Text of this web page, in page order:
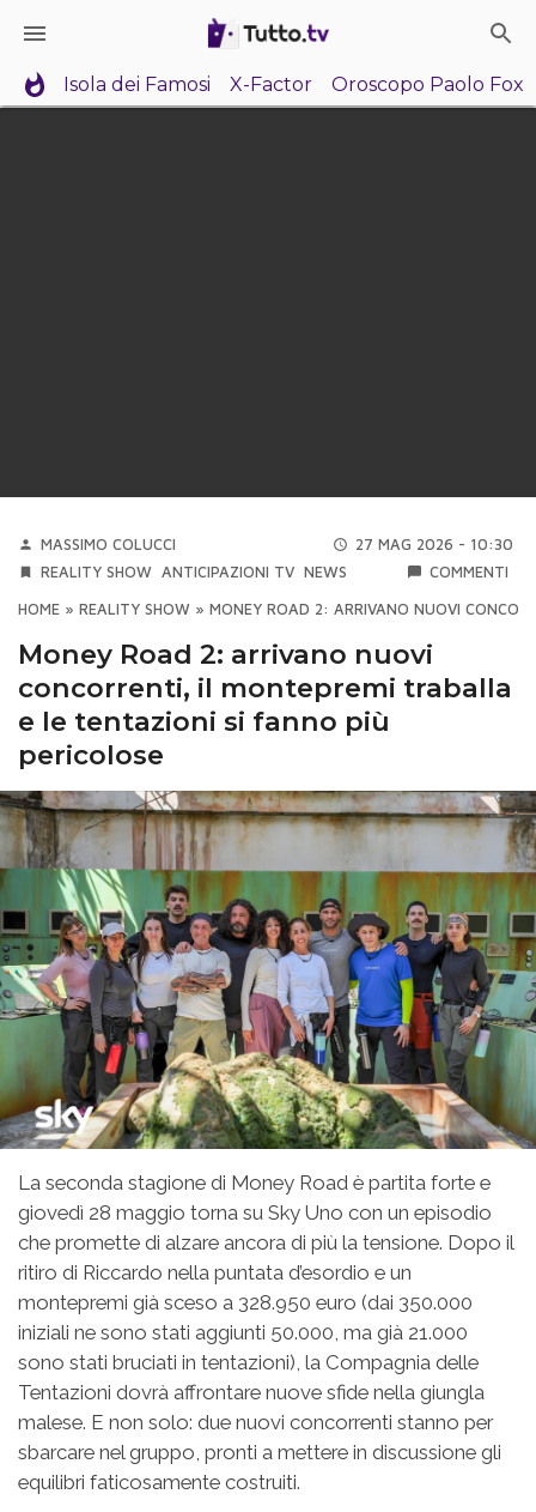
Isola dei Famosi X-Factor Oroscopo Paolo Fox
MASSIMO COLUCCI
27 MAG 2026 - 10:30
REALITY SHOW ANTICIPAZIONI TV NEWS COMMENTI
HOME » REALITY SHOW » MONEY ROAD 2: ARRIVANO NUOVI
Money Road 2: arrivano nuovi
concorrenti, il montepremi traballa
e le tentazioni si fanno più
pericolose
La seconda stagione di Money Road è partita forte e
giovedì 28 maggio torna su Sky Uno con un episodio
che promette di alzare ancora di più la tensione. Dopo il
ritiro di Riccardo nella puntata d’esordio e un
montepremi già sceso a 328.950 euro (dai 350.000
iniziali ne sono stati aggiunti 50.000, ma già 21.000
sono stati bruciati in tentazioni), la Compagnia delle
Tentazioni dovrà affrontare nuove sfide nella giungla
malese. E non solo: due nuovi concorrenti stanno per
sbarcare nel gruppo, pronti a mettere in discussione gli
equilibri faticosamente costruiti.